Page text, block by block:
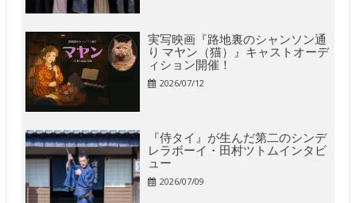
実写映画『路地裏のシャンソン通
り マヤン（猫）』キャストオーデ
ィション開催！
2026/07/12
『侍タイ』が生んだ第二のシンデ
レラボーイ・田村ツトムインタビ
ュー
2026/07/09